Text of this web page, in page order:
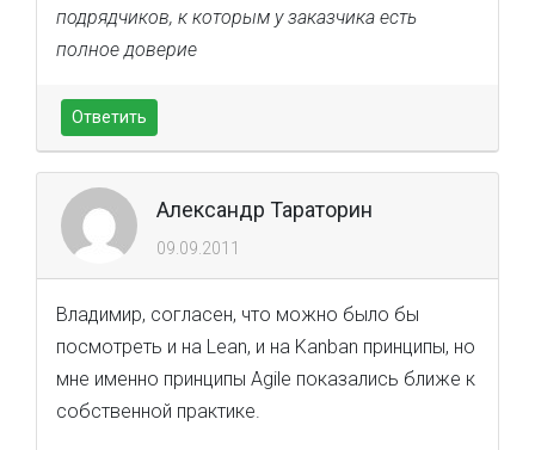
подрядчиков, к которым у заказчика есть
полное доверие
Ответить
Александр Тараторин
09.09.2011
Владимир, согласен, что можно было бы
посмотреть и на Lean, и на Kanban принципы, но
мне именно принципы Agile показались ближе к
собственной практике.